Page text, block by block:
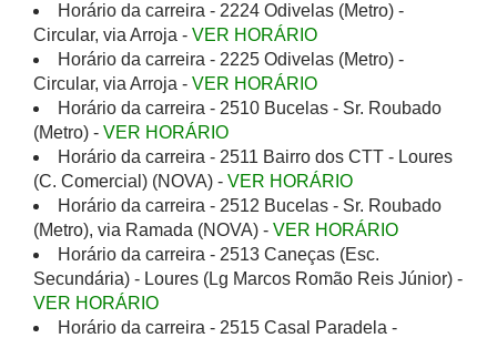
Horário da carreira - 2224 Odivelas (Metro) -
Circular, via Arroja - VER HORÁRIO
Horário da carreira - 2225 Odivelas (Metro) -
Circular, via Arroja - VER HORÁRIO
Horário da carreira - 2510 Bucelas - Sr. Roubado
(Metro) - VER HORÁRIO
Horário da carreira - 2511 Bairro dos CTT - Loures
(C. Comercial) (NOVA) - VER HORÁRIO
Horário da carreira - 2512 Bucelas - Sr. Roubado
(Metro), via Ramada (NOVA) - VER HORÁRIO
Horário da carreira - 2513 Caneças (Esc.
Secundária) - Loures (Lg Marcos Romão Reis Júnior) -
VER HORÁRIO
Horário da carreira - 2515 Casal Paradela -